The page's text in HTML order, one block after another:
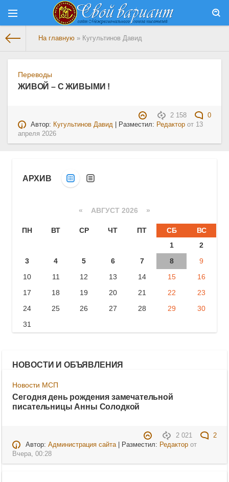
На главную » Кугультинов Давид
Переводы
ЖИВОЙ – С ЖИВЫМИ !
2 158
0
Автор: Кугультинов Давид | Разместил: Редактор от 13
апреля 2026
АРХИВ
« АВГУСТ 2026 »
ПН ВТ СР ЧТ ПТ СБ
ВС
1
2
3
4 5 6 7 8
9
10
11 12 13 14 15
16
17
18 19 20 21 22
23
24
25 26 27 28 29
30
31
НОВОСТИ И ОБЪЯВЛЕНИЯ
Новости МСП
Сегодня день рождения замечательной
писательницы Анны Солодкой
2 021
2
Автор: Администрация сайта| Разместил: Редакторот
Вчера, 00:28